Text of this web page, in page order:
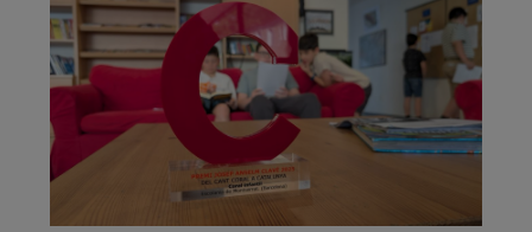
Què
vols
saber?
(FAQS)
Galeria
multimèdia
SCHOLA